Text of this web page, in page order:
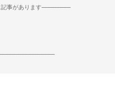
事があります--------------------